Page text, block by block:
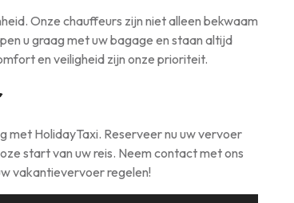
Onze chauffeurs zijn niet alleen bekwaam
u graag met uw bagage en staan altijd
en veiligheid zijn onze prioriteit.
met HolidayTaxi. Reserveer nu uw vervoer
start van uw reis. Neem contact met ons
vakantievervoer regelen!